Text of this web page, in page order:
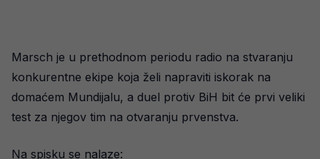
Marsch je u prethodnom periodu radio na stvaranju
konkurentne ekipe koja želi napraviti iskorak na
domaćem Mundijalu, a duel protiv BiH bit će prvi veliki
test za njegov tim na otvaranju prvenstva.
Na spisku se nalaze: